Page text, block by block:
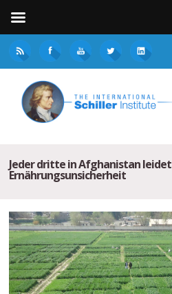
Jeder dritte in Afghanistan
Ernährungsunsicherheit